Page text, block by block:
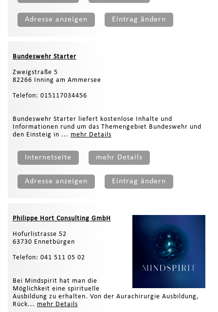
Adresse anzeigen Eintrag ändern
Bundeswehr Starter
Zweigstraße 5
82266 Inning am Ammersee
Telefon: 015117034456
Bundeswehr Starter liefert kostenlose Inhalte und
Informationen rund um das Themengebiet Bundeswehr und
den Einsteig in ... mehr Details
Internetseite mehr Details
Adresse anzeigen Eintrag ändern
Philippe Hort Consulting GmbH
Hofurlistrasse 52
63730 Ennetbürgen
Telefon: 041 511 05 02
Bei Mindspirit hat man die
Möglichkeit eine spirituelle
Ausbildung zu erhalten. Von der Aurachirurgie Ausbildung,
Rück... mehr Details